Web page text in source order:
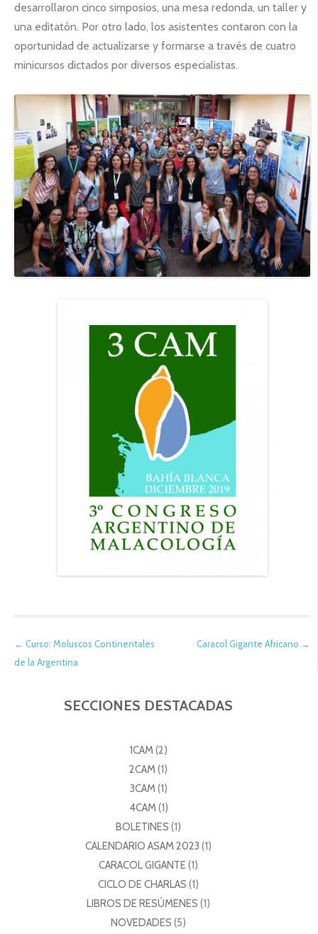
desarrollaron cinco simposios, una mesa redonda, un taller y
una editatón. Por otro lado, los asistentes contaron con la
oportunidad de actualizarse y formarse a través de cuatro
minicursos dictados por diversos especialistas.
Navegación
entradas
← Curso: Moluscos Continentales
de la Argentina
Caracol Gigante Africano →
SECCIONES DESTACADAS
1CAM(2)
2CAM(1)
3CAM(1)
4CAM(1)
BOLETINES (1)
CALENDARIO ASAM 2023 (1)
CARACOL GIGANTE (1)
CICLO DE CHARLAS (1)
LIBROS DE RESÚMENES (1)
NOVEDADES (5)